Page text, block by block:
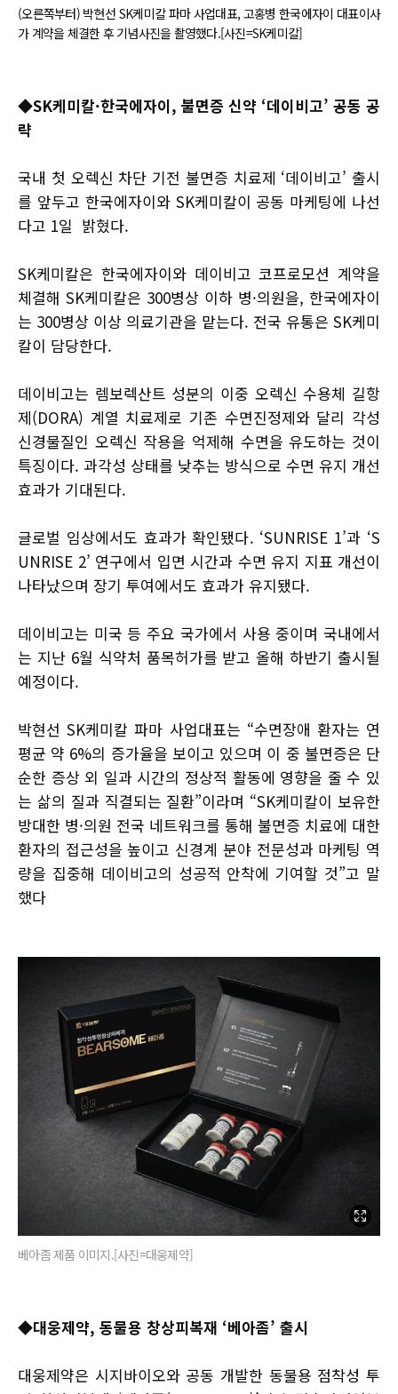
(오른쪽부터) 박현선 SK케미칼 파마 사업대표, 고홍병 한국에자이 대표이사
가 계약을 체결한 후 기념사진을 촬영했다.[사진=SK케미칼]
◆SK케미칼·한국에자이, 불면증 신약 ‘데이비고’ 공동 공
략
국내 첫 오렉신 차단 기전 불면증 치료제 ‘데이비고’ 출시
를 앞두고 한국에자이와 SK케미칼이 공동 마케팅에 나선
다고 1일 밝혔다.
SK케미칼은 한국에자이와 데이비고 코프로모션 계약을
체결해 SK케미칼은 300병상 이하 병·의원을, 한국에자이
는 300병상 이상 의료기관을 맡는다. 전국 유통은 SK케미
칼이 담당한다.
데이비고는 렘보렉산트 성분의 이중 오렉신 수용체 길항
제(DORA) 계열 치료제로 기존 수면진정제와 달리 각성
신경물질인 오렉신 작용을 억제해 수면을 유도하는 것이
특징이다. 과각성 상태를 낮추는 방식으로 수면 유지 개선
효과가 기대된다.
글로벌 임상에서도 효과가 확인됐다. ‘SUNRISE 1’과 ‘S
UNRISE 2’ 연구에서 입면 시간과 수면 유지 지표 개선이
나타났으며 장기 투여에서도 효과가 유지됐다.
데이비고는 미국 등 주요 국가에서 사용 중이며 국내에서
는 지난 6월 식약처 품목허가를 받고 올해 하반기 출시될
예정이다.
박현선 SK케미칼 파마 사업대표는 “수면장애 환자는 연
평균 약 6%의 증가율을 보이고 있으며 이 중 불면증은 단
순한 증상 외 일과 시간의 정상적 활동에 영향을 줄 수 있
는 삶의 질과 직결되는 질환”이라며 “SK케미칼이 보유한
방대한 병·의원 전국 네트워크를 통해 불면증 치료에 대한
환자의 접근성을 높이고 신경계 분야 전문성과 마케팅 역
량을 집중해 데이비고의 성공적 안착에 기여할 것”고 말
했다
베아좀 제품 이미지.[사진=대웅제약]
◆대웅제약, 동물용 창상피복재 ‘베아좀’ 출시
대웅제약은 시지바이오와 공동 개발한 동물용 점착성 투